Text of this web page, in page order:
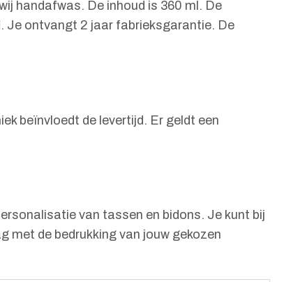
handafwas. De inhoud is 360 ml. De
Je ontvangt 2 jaar fabrieksgarantie. De
beïnvloedt de levertijd. Er geldt een
van tassen en bidons. Je kunt bij
met de bedrukking van jouw gekozen